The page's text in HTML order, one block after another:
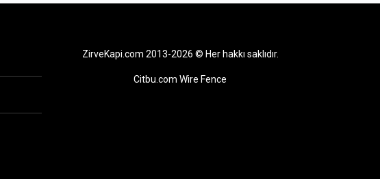
ZirveKapi.com 2013-2026 © Her hakkı saklıdır.
Citbu.com Wire Fence